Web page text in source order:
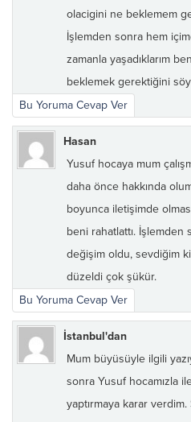
olacigini ne beklemem
İşlemden sonra hem
zamanla yaşadıklarım
beklemek gerektiğini
Bu Yoruma Cevap Ver
Hasan
Yusuf hocaya mum
daha önce hakkında
boyunca iletişimde
beni rahatlattı.
değişim oldu, sevdiğim
düzeldi çok şükür.
Bu Yoruma Cevap Ver
İstanbul'dan
Mum büyüsüyle ilgili
sonra Yusuf hocamızla
yaptırmaya karar